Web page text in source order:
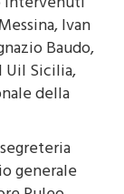
Baudo,
Uil Sicilia,
della
generale
Puleo